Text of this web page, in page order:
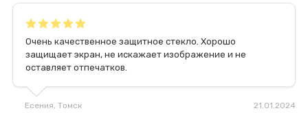
Очень качественное защитное стекло. Хорошо
защищает экран, не искажает изображение и не
оставляет отпечатков.
Есения, Томск 21.01.2024